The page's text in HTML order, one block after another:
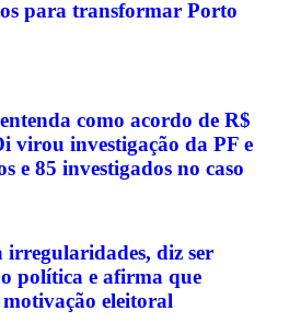
para transformar Porto
como acordo de R$
virou investigação da PF e
e 85 investigados no caso
irregularidades, diz ser
política e afirma que
eleitoral